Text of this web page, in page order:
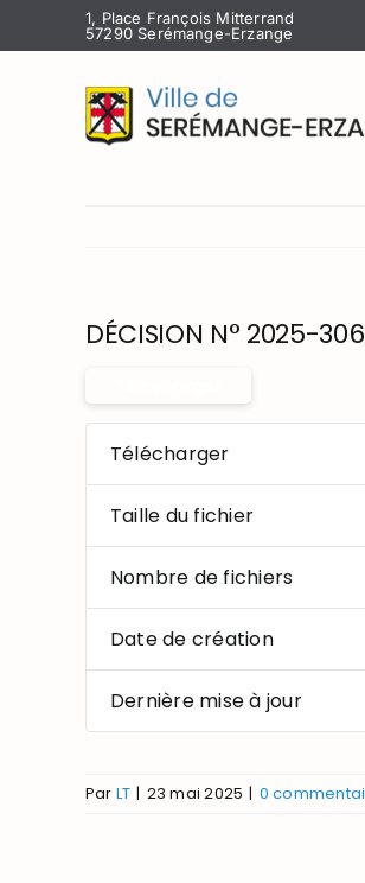
au
1, Place François Mitterrand
57290 Serémange-Erzange
DÉCISION N° 2025-306
Télécharger
Taille du fichier
Nombre de fichiers
Date de création
Dernière mise à jour
Par LT | 23 mai 2025 | 0